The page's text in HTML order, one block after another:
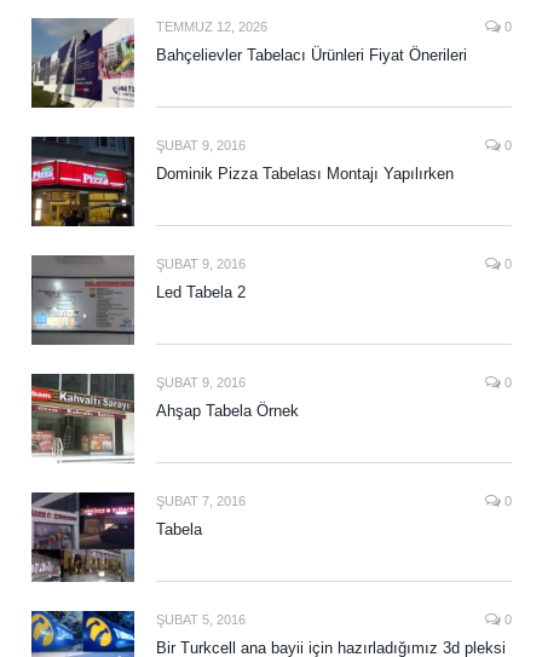
TEMMUZ 12, 2026 0
Bahçelievler Tabelacı Ürünleri Fiyat Önerileri
ŞUBAT 9, 2016 0
Dominik Pizza Tabelası Montajı Yapılırken
ŞUBAT 9, 2016 0
Led Tabela 2
ŞUBAT 9, 2016 0
Ahşap Tabela Örnek
ŞUBAT 7, 2016 0
Tabela
ŞUBAT 5, 2016 0
Bir Turkcell ana bayii için hazırladığımız 3d pleksi